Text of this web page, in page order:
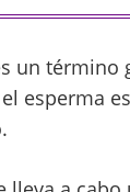
un término
esperma